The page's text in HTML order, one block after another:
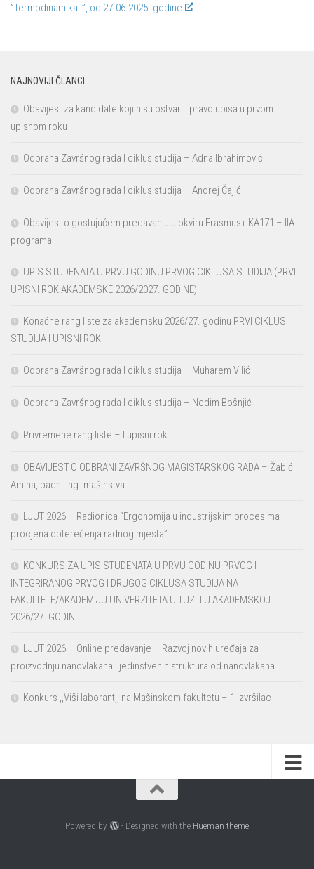
”Termodinamika I”, od 27.06.2025. godine
NAJNOVIJI ČLANCI
Obavijest za kandidate koji nisu ostvarili pravo upisa u prvom
upisnom roku
Odbrana Završnog rada I ciklus studija – Adna Ibrahimović
Odbrana Završnog rada I ciklus studija – Andrej Čajić
Obavijest o gostujućem predavanju u okviru Erasmus+ KA171 – IIA
programa
UPIS STUDENATA U PRVU GODINU PRVOG CIKLUSA STUDIJA (PRVI
UPISNI ROK AKADEMSKE 2026/2027. GODINE)
Konačne rang liste za akademsku 2026/27. godinu PRVI CIKLUS
STUDIJA I UPISNI ROK
Odbrana Završnog rada I ciklus studija – Muharem Vilić
Odbrana Završnog rada I ciklus studija – Nedim Bošnjić
Privremene rang liste – I upisni rok
OBAVIJEST O ODBRANI ZAVRŠNOG MAGISTARSKOG RADA – Žabić
Amina, bach. ing. mašinstva
LJUT 2026 – Radionica “Ergonomija u industrijskim procesima –
procjena opterećenja radnog mjesta”
KONKURS ZA UPIS STUDENATA U PRVU GODINU PRVOG I
INTEGRIRANOG PRVOG I DRUGOG CIKLUSA STUDIJA NA
FAKULTETE/AKADEMIJU UNIVERZITETA U TUZLI U AKADEMSKOJ
2026/27. GODINI
LJUT 2026 – Online predavanje – Razvoj novih uređaja za
proizvodnju nanovlakana i jedinstvenih struktura od nanovlakana
Konkurs ,,Viši laborant,, na Mašinskom fakultetu – 1 izvršilac
Powered by - Designed with the Hueman theme